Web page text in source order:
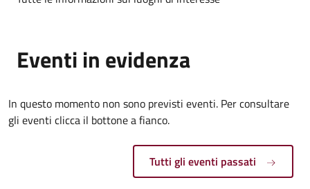
Eventi in evidenza
In questo momento non sono previsti eventi. Per consultare
gli eventi clicca il bottone a fianco.
Tutti gli eventi passati